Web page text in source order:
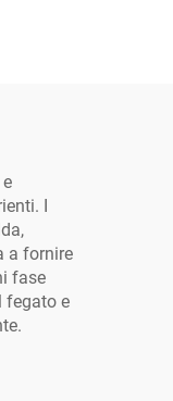
I
a fornire
fase
fegato e